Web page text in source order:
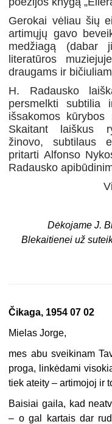
Gerokai vėliau šių
artimųjų gavo
medžiagą (dabar
literatūros
draugams ir
H. Radausko
persmelkti subtilia
išsakomos kūrybos
Skaitant laiškus
žinovo, subtilaus
pritarti Alfonso
Radausko
Dėkojame J.
Blekaitienei už
Čikaga, 1954 07 02
Mielas Jorge,
mes abu sveikinam
proga, linkėdami
tiek ateity – artimojoj ir
Baisiai gaila, kad
– o gal kartais dar